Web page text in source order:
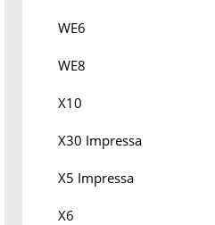
WE6
WE8
X10
X30 Impressa
X5 Impressa
X6